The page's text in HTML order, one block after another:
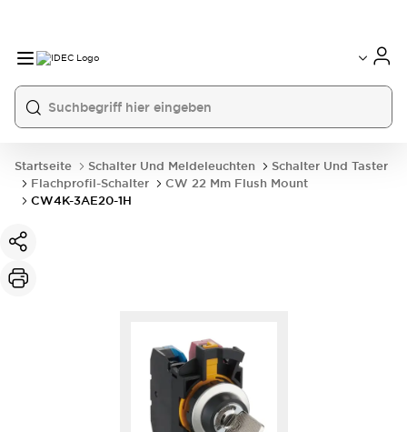
Startseite Schalter Und Meldeleuchten
Schalter Und Taster
Flachprofil-Schalter
CW 22 Mm Flush Mount
CW4K-3AE20-1H